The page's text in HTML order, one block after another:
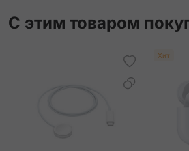
С этим товаром
Хит